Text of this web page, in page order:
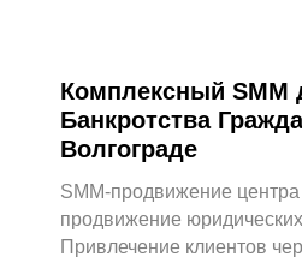
Комплексный SMM
Банкротства
Волгограде
SMM-продвижение центра
продвижение юридических
Привлечение клиентов